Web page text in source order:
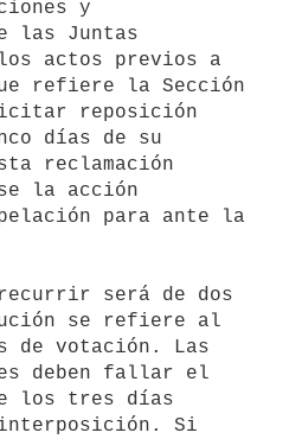
las Juntas
actos previos a
refiere la Sección
reposición
días de su
reclamación
la acción
para ante la
se refiere al
de votación. Las
deben fallar el
los tres días
Si